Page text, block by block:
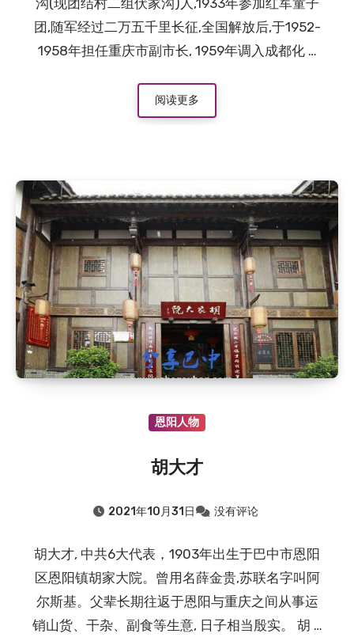
团,随军经过二万五千里长征,全国解放后,于1952-
1958年担任重庆市副市长, 1959年调入成都化 …
阅读更多
恩阳人物
胡大才
2021年10月31日 没有评论
胡大才, 中共6大代表，1903年出生于巴中市恩阳
区恩阳镇胡家大院。曾用名薛金贵,苏联名字叫阿
尔斯基。父辈长期往返于恩阳与重庆之间从事运
销山货、干杂、副食等生意, 日子相当殷实。 胡 …